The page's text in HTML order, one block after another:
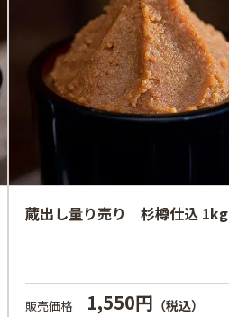
蔵出し量り売り 杉樽仕込 1kg
販売価格 1,550円 （税込）